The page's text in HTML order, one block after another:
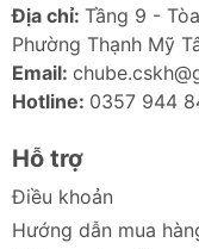
Địa chỉ: Tầng 9 -
Phường Thạnh Mỹ
Email:
Hotline: 0357 944
Hỗ trợ
Điều khoản
Hướng dẫn mua